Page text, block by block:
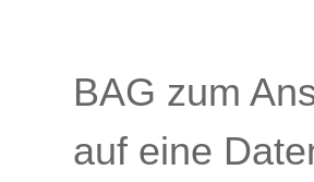
BAG zum
auf eine